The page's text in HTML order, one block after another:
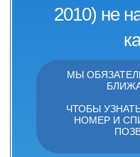
2010) не
МЫ
ЧТОБЫ
НОМЕР И